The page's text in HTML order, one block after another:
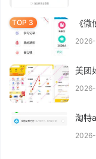
《
美团
淘特